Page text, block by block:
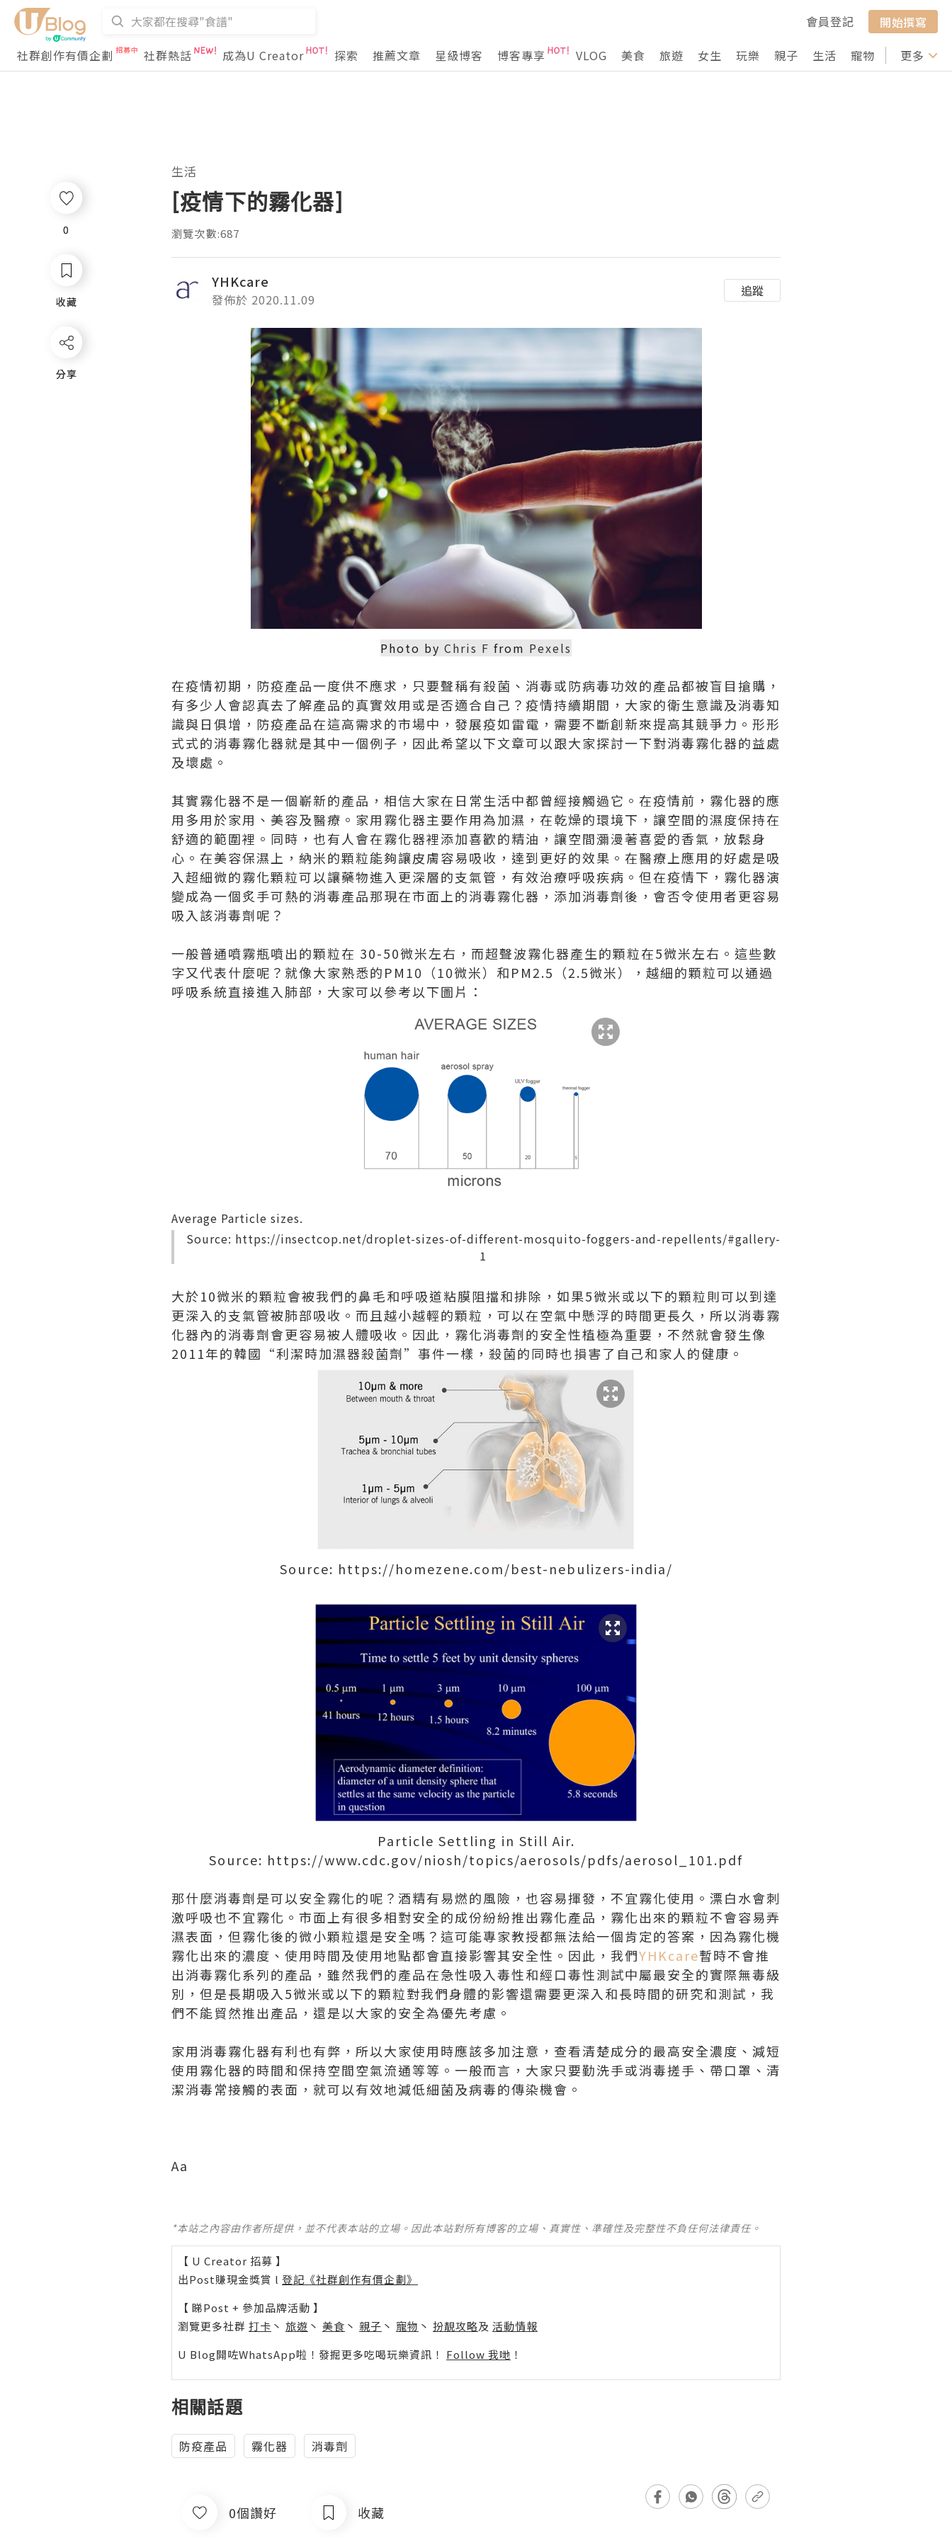
會員登記
開始撰寫
社群創作有價企劃
社群熱話 成為U Creator 探索 推薦文章 星級博客 博客專享 VLOG 美食 旅遊 女生 玩樂 親子 生活 寵物 行山 打卡
更多
0
收藏
分享
生活
[疫情下的霧化器]
瀏覽次數:687
YHKcare
發佈於 2020.11.09
追蹤
Photo by Chris F from Pexels
在疫情初期，防疫產品一度供不應求，只要聲稱有殺菌、消毒或防病毒功效的產品都被盲目搶購，
有多少人會認真去了解產品的真實效用或是否適合自己？疫情持續期間，大家的衛生意識及消毒知
識與日俱增，防疫產品在這高需求的市場中，發展疫如雷電，需要不斷創新來提高其競爭力。形形
式式的消毒霧化器就是其中一個例子，因此希望以下文章可以跟大家探討一下對消毒霧化器的益處
及壞處。
其實霧化器不是一個嶄新的產品，相信大家在日常生活中都曾經接觸過它。在疫情前，霧化器的應
用多用於家用、美容及醫療。家用霧化器主要作用為加濕，在乾燥的環境下，讓空間的濕度保持在
舒適的範圍裡。同時，也有人會在霧化器裡添加喜歡的精油，讓空間瀰漫著喜愛的香氣，放鬆身
心。在美容保濕上，納米的顆粒能夠讓皮膚容易吸收，達到更好的效果。在醫療上應用的好處是吸
入超細微的霧化顆粒可以讓藥物進入更深層的支氣管，有效治療呼吸疾病。但在疫情下，霧化器演
變成為一個炙手可熱的消毒產品那現在市面上的消毒霧化器，添加消毒劑後，會否令使用者更容易
吸入該消毒劑呢？
一般普通噴霧瓶噴出的顆粒在 30-50微米左右，而超聲波霧化器產生的顆粒在5微米左右。這些數
字又代表什麼呢？就像大家熟悉的PM10（10微米）和PM2.5（2.5微米），越細的顆粒可以通過
呼吸系統直接進入肺部，大家可以參考以下圖片：
Average Particle sizes.
Source: https://insectcop.net/droplet-sizes-of-different-mosquito-foggers-and-repellents/#gallery-
1
大於10微米的顆粒會被我們的鼻毛和呼吸道粘膜阻擋和排除，如果5微米或以下的顆粒則可以到達
更深入的支氣管被肺部吸收。而且越小越輕的顆粒，可以在空氣中懸浮的時間更長久，所以消毒霧
化器內的消毒劑會更容易被人體吸收。因此，霧化消毒劑的安全性植極為重要，不然就會發生像
2011年的韓國“利潔時加濕器殺菌劑”事件一樣，殺菌的同時也損害了自己和家人的健康。
Source: https://homezene.com/best-nebulizers-india/
Particle Settling in Still Air.
Source: https://www.cdc.gov/niosh/topics/aerosols/pdfs/aerosol_101.pdf
那什麼消毒劑是可以安全霧化的呢？酒精有易燃的風險，也容易揮發，不宜霧化使用。漂白水會刺
激呼吸也不宜霧化。市面上有很多相對安全的成份紛紛推出霧化產品，霧化出來的顆粒不會容易弄
濕表面，但霧化後的微小顆粒還是安全嗎？這可能專家教授都無法給一個肯定的答案，因為霧化機
霧化出來的濃度、使用時間及使用地點都會直接影響其安全性。因此，我們YHKcare暫時不會推
出消毒霧化系列的產品，雖然我們的產品在急性吸入毒性和經口毒性測試中屬最安全的實際無毒級
別，但是長期吸入5微米或以下的顆粒對我們身體的影響還需要更深入和長時間的研究和測試，我
們不能貿然推出產品，還是以大家的安全為優先考慮。
家用消毒霧化器有利也有弊，所以大家使用時應該多加注意，查看清楚成分的最高安全濃度、減短
使用霧化器的時間和保持空間空氣流通等等。一般而言，大家只要勤洗手或消毒搓手、帶口罩、清
潔消毒常接觸的表面，就可以有效地減低細菌及病毒的傳染機會。
Aa
*本站之內容由作者所提供，並不代表本站的立場。因此本站對所有博客的立場、真實性、準確性及完整性不負任何法律責任。
【 U Creator 招募 】
出Post賺現金獎賞 l 登記《社群創作有價企劃》
【 睇Post + 參加品牌活動 】
瀏覽更多社群 打卡 丶 旅遊 丶 美食 丶 親子 丶 寵物 丶 扮靚攻略及 活動情報
U Blog開咗WhatsApp啦！發掘更多吃喝玩樂資訊！ Follow 我哋 ！
相關話題
防疫產品 霧化器 消毒劑
0個讚好 收藏
0
收藏
分享